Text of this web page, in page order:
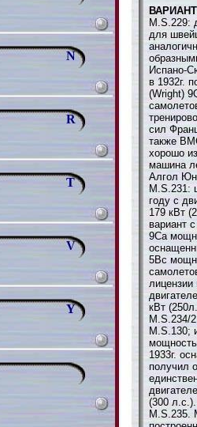
N
R
T
V
Y
M.S.229:
для
Испано-
в 1932г.
(Wright)
сил
также
хорошо
машина
Алгол
M.S.231:
году с
179 кВт
вариант
9Ca
5Bc
кВт
M.S.234/
M.S.130;
1933г.
получил
(300
M.S.235.